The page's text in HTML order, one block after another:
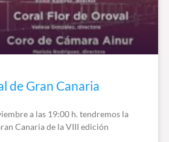
de Gran Canaria
a las 19:00 h. tendremos la
Canaria de la VIII edición